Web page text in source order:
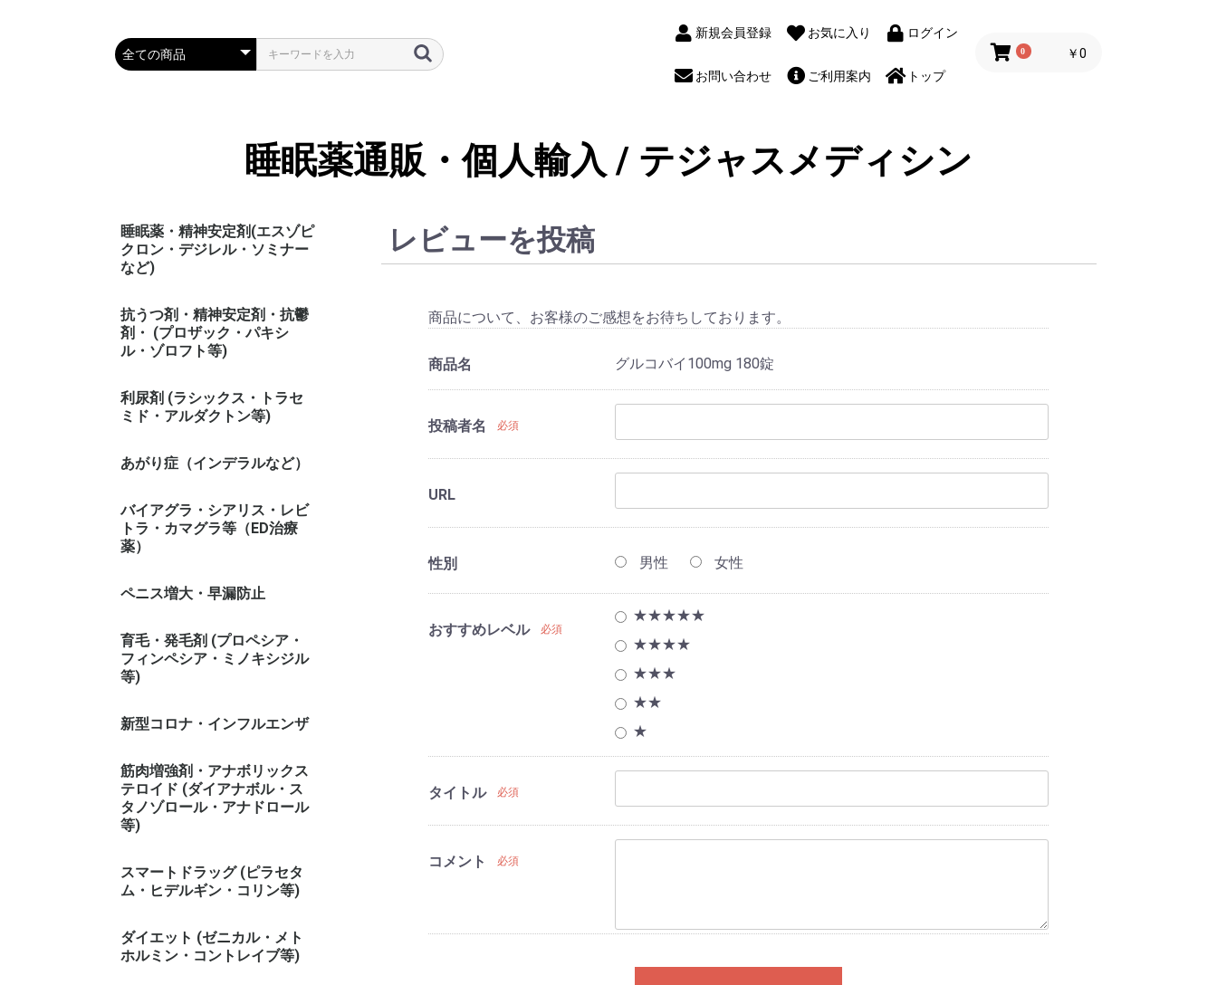
新規会員登録 お気に入り ログイン
お問い合わせ ご利用案内 トップ
0 ￥0
睡眠薬通販・個人輸入 / テジャスメディシン
睡眠薬・精神安定剤(エスゾピ
クロン・デジレル・ソミナー
など)
抗うつ剤・精神安定剤・抗鬱
剤・ (プロザック・パキシ
ル・ゾロフト等)
利尿剤 (ラシックス・トラセ
ミド・アルダクトン等)
あがり症（インデラルなど）
バイアグラ・シアリス・レビ
トラ・カマグラ等（ED治療
薬）
ペニス増大・早漏防止
育毛・発毛剤 (プロペシア・
フィンペシア・ミノキシジル
等)
新型コロナ・インフルエンザ
筋肉増強剤・アナボリックス
テロイド (ダイアナボル・ス
タノゾロール・アナドロール
等)
スマートドラッグ (ピラセタ
ム・ヒデルギン・コリン等)
ダイエット (ゼニカル・メト
ホルミン・コントレイブ等)
レビューを投稿
商品について、お客様のご感想をお待ちしております。
商品名 グルコバイ100mg 180錠
投稿者名 必須
URL
性別 男性 女性
おすすめレベル 必須
★★★★★
★★★★
★★★
★★
★
タイトル 必須
コメント 必須